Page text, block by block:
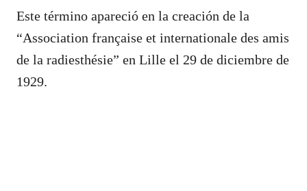
Este término apareció en la creación de la
“Association française et internationale des amis
de la radiesthésie” en Lille el 29 de diciembre de
1929.